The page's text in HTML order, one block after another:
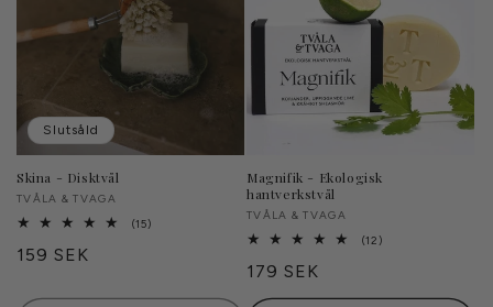
Slutsåld
Skina - Disktvål
Säljare:
TVÅLA & TVAGA
(15)15
Ordinarie
159 SEK
Magnifik - Ekologisk
hantverkstvål
Säljare:
TVÅLA & TVAGA
(12)12
Ordinarie
pris
179 SEK